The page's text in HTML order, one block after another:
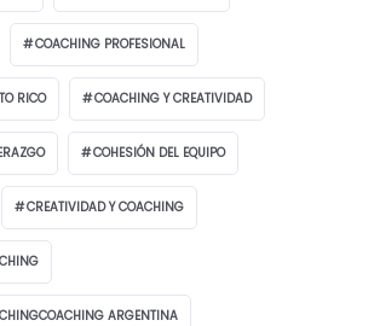
COACHING PROFESIONAL
RICO COACHING Y CREATIVIDAD
COHESIÓN DEL EQUIPO
CREATIVIDAD Y COACHING
ARGENTINA